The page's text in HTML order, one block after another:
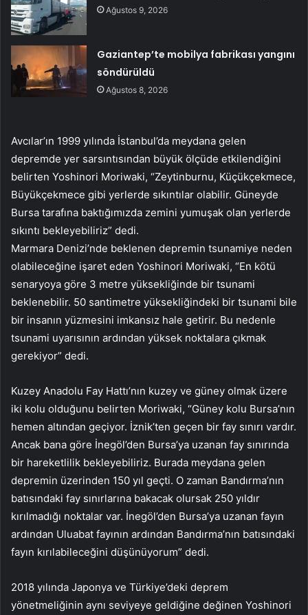
Ağustos 9, 2026
Gaziantep’te mobilya fabrikası yangını
söndürüldü
Ağustos 8, 2026
Avcılar’ın 1999 yılında İstanbul’da meydana gelen
depremde yer sarsıntısından büyük ölçüde etkilendiğini
belirten Yoshinori Moriwaki, “Zeytinburnu, Küçükçekmece,
Büyükçekmece gibi yerlerde sıkıntılar olabilir. Güneyde
Bursa tarafına baktığımızda zemini yumuşak olan yerlerde
sıkıntı bekleyebiliriz” dedi.
Marmara Denizi’nde beklenen depremin tsunamiye neden
olabileceğine işaret eden Yoshinori Moriwaki, “En kötü
senaryoya göre 3 metre yüksekliğinde bir tsunami
beklenebilir. 50 santimetre yüksekliğindeki bir tsunami bile
bir insanın yüzmesini imkansız hale getirir. Bu nedenle
tsunami uyarısının ardından yüksek noktalara çıkmak
gerekiyor” dedi.
Kuzey Anadolu Fay Hattı’nın kuzey ve güney olmak üzere
iki kolu olduğunu belirten Moriwaki, “Güney kolu Bursa’nın
hemen altından geçiyor. İznik’ten geçen bir fay sınırı vardır.
Ancak bana göre İnegöl’den Bursa’ya uzanan fay sınırında
bir hareketlilik bekleyebiliriz. Burada meydana gelen
depremin üzerinden 150 yıl geçti. O zaman Bandırma’nın
batısındaki fay sınırlarına bakacak olursak 250 yıldır
kırılmadığı noktalar var. İnegöl’den Bursa’ya uzanan fayın
ardından Uluabat fayının ardından Bandırma’nın batısındaki
fayın kırılabileceğini düşünüyorum” dedi.
2018 yılında Japonya ve Türkiye’deki deprem
yönetmeliğinin aynı seviyeye geldiğine değinen Yoshinori